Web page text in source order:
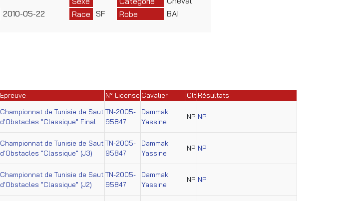
2010-05-22
Race SF
Robe
BAI
Epreuve N° License Cavalier Clt Résultats
Championnat de Tunisie de Saut
d'Obstacles "Classique" Final
TN-2005-
95847
Dammak
Yassine
NP NP
Championnat de Tunisie de Saut
d'Obstacles "Classique" (J3)
TN-2005-
95847
Dammak
Yassine
NP NP
Championnat de Tunisie de Saut
d'Obstacles "Classique" (J2)
TN-2005-
95847
Dammak
Yassine
NP NP